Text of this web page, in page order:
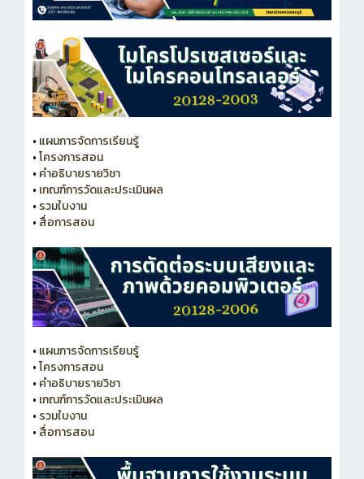
• แผนการจัดการเรียนรู้
•โครงการสอน
• คำอธิบายรายวิชา
• เกณฑ์การวัดและประเมินผล
• รวมใบงาน
• สื่อการสอน
• แผนการจัดการเรียนรู้
•โครงการสอน
• คำอธิบายรายวิชา
• เกณฑ์การวัดและประเมินผล
• รวมใบงาน
• สื่อการสอน